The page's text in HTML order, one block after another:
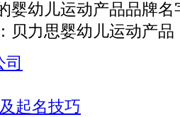
幼儿运动产品品牌名
力思婴幼儿运动产品
起名技巧